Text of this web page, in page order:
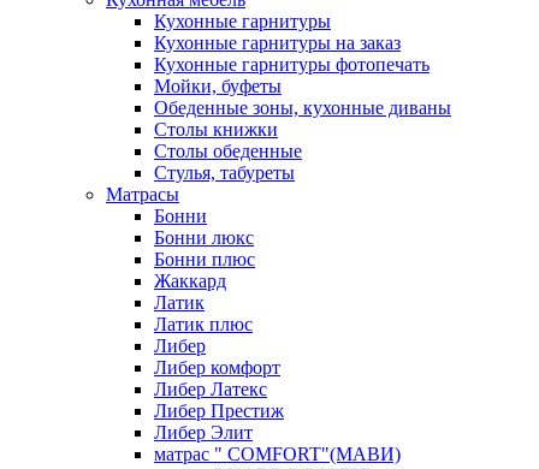
Кухонные гарнитуры
Кухонные гарнитуры на заказ
Кухонные гарнитуры фотопечать
Мойки, буфеты
Обеденные зоны, кухонные диваны
Столы книжки
Столы обеденные
Стулья, табуреты
Матрасы
Бонни
Бонни люкс
Бонни плюс
Жаккард
Латик
Латик плюс
Либер
Либер комфорт
Либер Латекс
Либер Престиж
Либер Элит
матрас " COMFORT"(МАВИ)